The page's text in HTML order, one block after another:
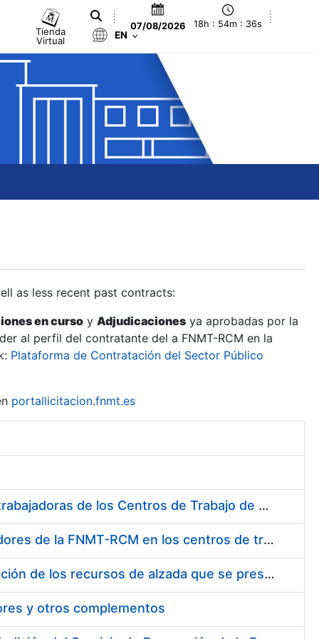
Tienda
Virtual
07/08/2026 18h : 54m : 36s
EN
as less recent past contracts:
en curso y Adjudicaciones ya aprobadas por la
al perfil del contratante del a FNMT-RCM en la
Plataforma de Contratación del Sector Público
portallicitacion.fnmt.es
Suministro de Protectores Auditivos a medida para las personas trabajadoras de los Centros de Trabajo de Madrid y Burgos
Suministro de gafas graduadas antiproyecciones para los trabajadores de la FNMT-RCM en los centros de trabajo de Madrid y Burgos
Servicios de una empresa externa para el asesoramiento y resolución de los recursos de alzada que se presentan relacionados con procesos de selección para la FNMT-RCM
y otros complementos